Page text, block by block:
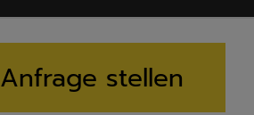
Anfrage stellen